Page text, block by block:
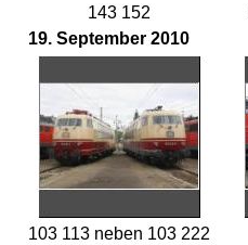
143 152
19. September 2010
103 113 neben 103 222